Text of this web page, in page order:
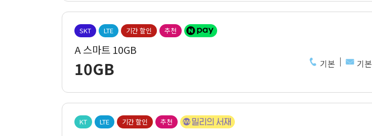
SKT LTE 기간 할인 추천
A 스마트 10GB
10GB 기본 기본
KT LTE 기간 할인 추천